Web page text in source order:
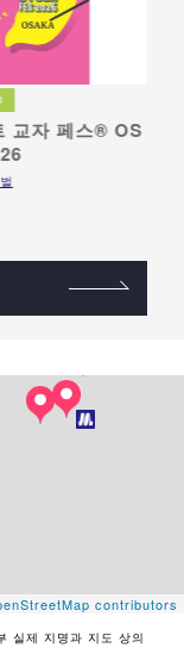
교자 페스® OS
contributors
실제 지명과 지도 상의